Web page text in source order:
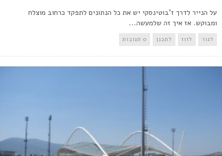
על הנייר לדרך ז'בוטינסקי יש את כל הנתונים לתפקד כרחוב מוצלח
ומבוקש. אז איך זה שלמעשה...
לגור לזוז לתכנן 0 תגובות